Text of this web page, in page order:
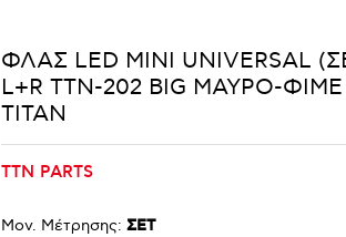
ΦΛΑΣ LED ΜΙΝΙ UNIVERSAL
L+R TTN-202 BIG ΜΑΥΡΟ-ΦΙΜΕ
TITAN
TTN PARTS
Μον. Μέτρησης: ΣΕΤ